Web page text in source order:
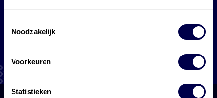
Noodzakelijk
Voorkeuren
Statistieken